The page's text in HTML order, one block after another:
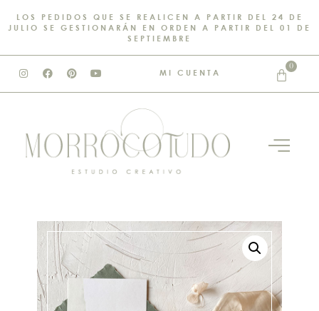
LOS PEDIDOS QUE SE REALICEN A PARTIR DEL 24 DE
JULIO SE GESTIONARÁN EN ORDEN A PARTIR DEL 01 DE
SEPTIEMBRE
MI CUENTA
0